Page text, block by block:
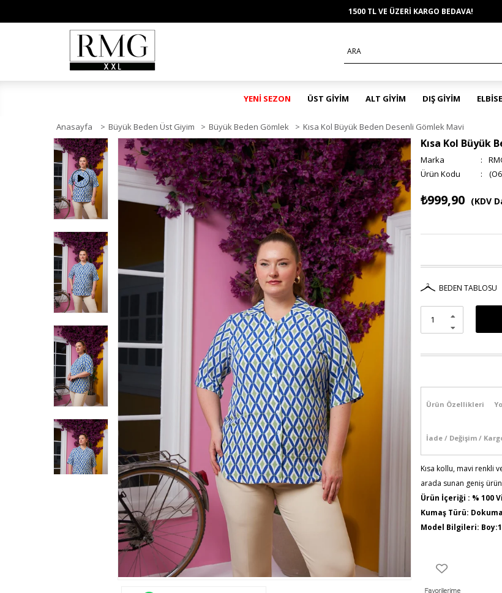
1500 TL VE ÜZERİ KARGO BEDAVA!
YENİ SEZON ÜST GİYİM ALT GİYİM DIŞ GİYİM ELBİSE
Anasayfa > Büyük Beden Üst Giyim > Büyük Beden Gömlek > Kısa Kol Büyük Beden Desenli Gömlek Mavi
Kısa Kol Büyük
Marka :
₺999,90 (KDV
BEDEN TABLOSU
Ürün Özellikleri
İade / Değişim /
Kısa kollu, mavi renkli
arada sunan geniş
Ürün İçeriği : % 100
Kumaş Türü: Dokuma
Model Bilgileri: